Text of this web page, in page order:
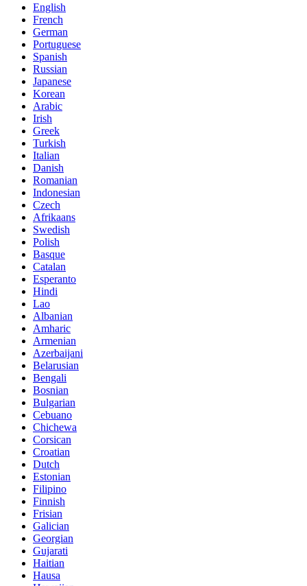
English
French
German
Portuguese
Spanish
Russian
Japanese
Korean
Arabic
Irish
Greek
Turkish
Italian
Danish
Romanian
Indonesian
Czech
Afrikaans
Swedish
Polish
Basque
Catalan
Esperanto
Hindi
Lao
Albanian
Amharic
Armenian
Azerbaijani
Belarusian
Bengali
Bosnian
Bulgarian
Cebuano
Chichewa
Corsican
Croatian
Dutch
Estonian
Filipino
Finnish
Frisian
Galician
Georgian
Gujarati
Haitian
Hausa